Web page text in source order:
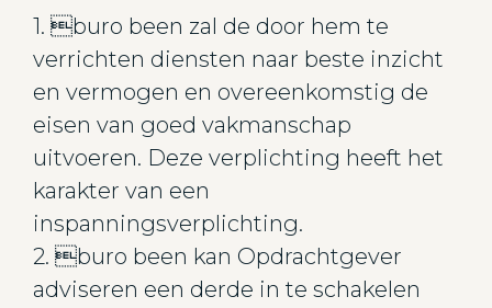
1. buro been zal de door hem te
verrichten diensten naar beste inzicht
en vermogen en overeenkomstig de
eisen van goed vakmanschap
uitvoeren. Deze verplichting heeft het
karakter van een
inspanningsverplichting.
2. buro been kan Opdrachtgever
adviseren een derde in te schakelen